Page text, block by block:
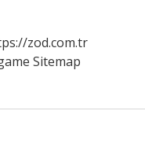
zod.com.tr
Sitemap